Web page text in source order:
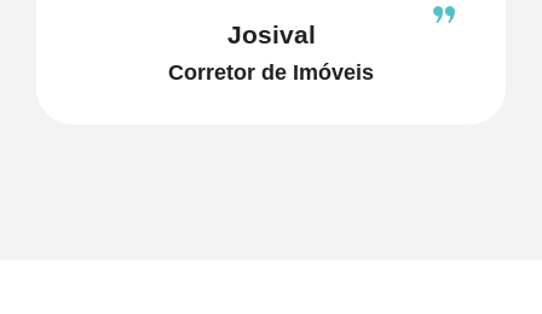
Josival
Corretor de Imóveis